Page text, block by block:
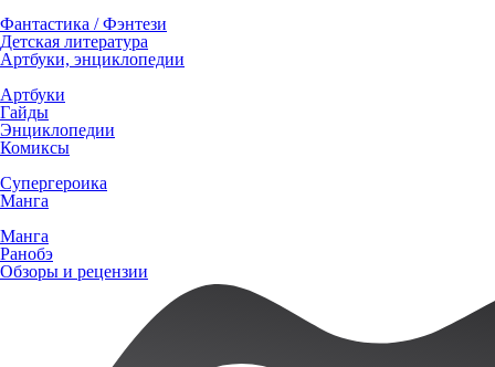
Фантастика / Фэнтези
Детская литература
Артбуки, энциклопедии
Артбуки
Гайды
Энциклопедии
Комиксы
Супергероика
Манга
Манга
Ранобэ
Обзоры и рецензии